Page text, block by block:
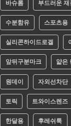
바슈롬 부드러운 재
수분함유 스포츠용
실리콘하이드로겔
앞뒤구분마크 얇은
원데이 자외선차단
토릭 트와이스렌즈
한달용 후레쉬룩